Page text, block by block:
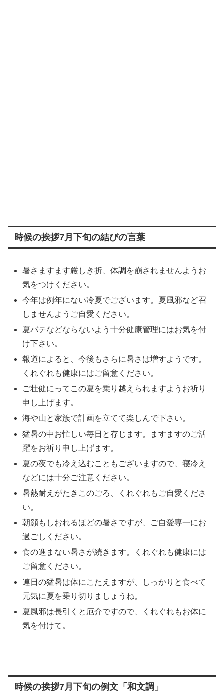
時候の挨拶7月下旬の結びの言葉
暑さますます厳しき折、体調を崩されませんようお
気をつけください。
今年は例年にない冷夏でございます。夏風邪など召
しませんようご自愛ください。
夏バテなどならないよう十分健康管理にはお気を付
け下さい。
報道によると、今後もさらに暑さは増すようです。
くれぐれも健康にはご留意ください。
ご壮健にってこの夏を乗り越えられますようお祈り
申し上げます。
海や山と家族で計画を立てて楽しんで下さい。
猛暑の中お忙しい毎日と存じます。ますますのご活
躍をお祈り申し上げます。
夏の夜でも冷え込むこともございますので、寝冷え
などには十分ご注意ください。
暑熱耐えがたきこのごろ、くれぐれもご自愛くださ
い。
朝顔もしおれるほどの暑さですが、ご自愛専一にお
過ごしください。
食の進まない暑さが続きます。くれぐれも健康には
ご留意ください。
連日の猛暑は体にこたえますが、しっかりと食べて
元気に夏を乗り切りましょうね。
夏風邪は長引くと厄介ですので、くれぐれもお体に
気を付けて。
時候の挨拶7月下旬の例文「和文調」